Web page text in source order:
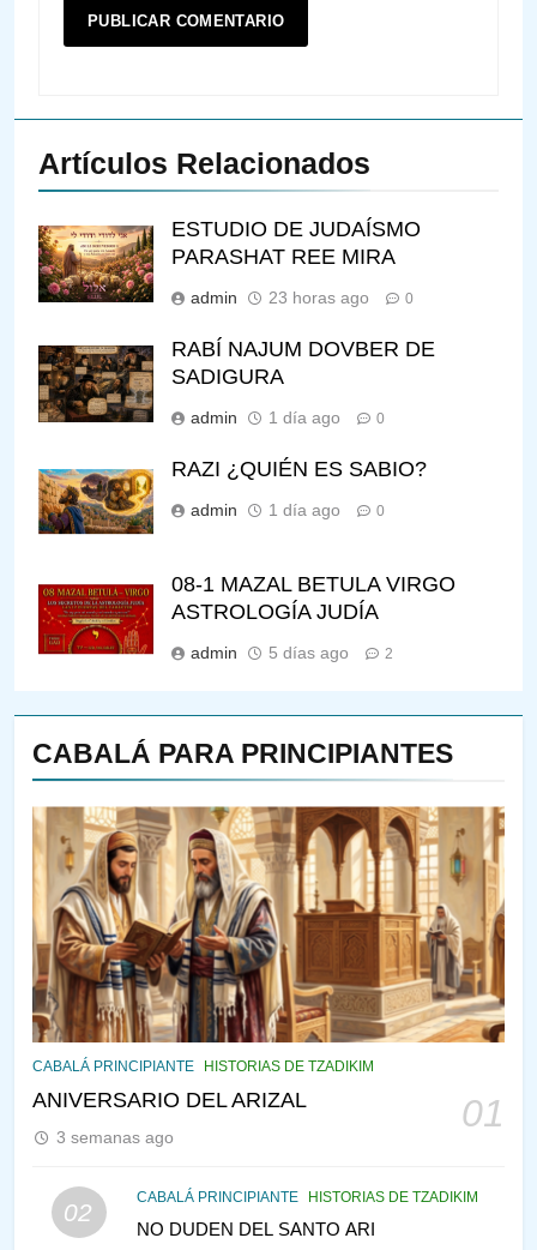
CABALÁ PARA PRINCIPIANTES
CABALÁ PRINCIPIANTE HISTORIAS DE TZADIKIM
ANIVERSARIO DEL ARIZAL 01
3 semanas ago
02
CABALÁ PRINCIPIANTE HISTORIAS DE TZADIKIM
NO DUDEN DEL SANTO ARI
144
¿QUIÉN ES SABIO? EL QUE
VE LO QUE VA A NACER
PENSAMIENTO JUDÍO PIRKEI AVOT
145
CABALÁ Y JASIDUT: EL
CONSEJO DE LOS PADRES
146
Artículos Relacionados
ESTUDIO DE JUDAÍSMO
PARASHAT REE MIRA
admin 23 horas ago 0
RABÍ NAJUM DOVBER DE
SADIGURA
admin 1 día ago 0
RAZI ¿QUIÉN ES SABIO?
admin 1 día ago 0
08-1 MAZAL BETULA VIRGO
ASTROLOGÍA JUDÍA
admin 5 días ago 2